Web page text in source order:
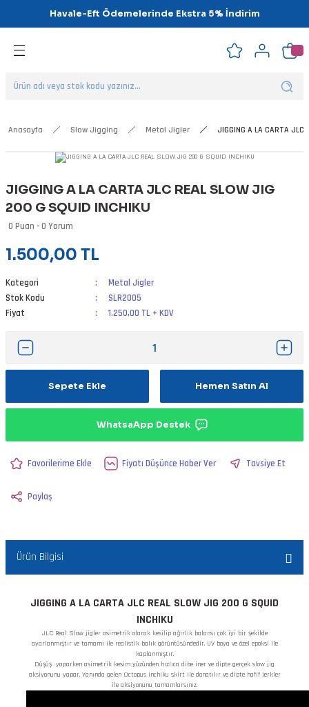
Havale-Eft Ödemelerinde Ekstra 5% İndirim
Geri Dön
Geri Dön
Geri Dön
Geri Dön
Geri Dön
Geri Dön
Anasayfa Slow Jigging Metal Jigler JIGGING A LA CARTA JLC
JIGGING A LA CARTA JLC REAL SLOW JIG
200 G SQUID INCHIKU
0 Puan - 0 Yorum
1.500,00 TL
Kategori
Metal Jigler
Stok Kodu
SLR2005
Fiyat
1.250,00 TL + KDV
Sepete Ekle Hemen Satın Al
WhatsaApp Destek
Fiyatı Düşünce Haber Ver Tavsiye Et
Paylaş
Ürün Bilgisi
JIGGING A LA CARTA JLC REAL SLOW JIG 200 G SQUID
INCHIKU
JLC Real Slow jigler asimetrik olarak kesilip ağırlık balansı çok iyi bir şekilde
ayarlanmıştır ve tamamı ile realistik balık görüntüsündedir. UV boya ve özel epoksi ile
kaplanmıştır.
Düşüş yaparken asimetrik kesim yüzünden hızlıca dibe iner ve dipte gerçek slow jig
aksiyonunu yapar. Yanında gelen Octopus inchiku skirt ile donatılır ve dipte hafif jerkler
ile aksiyonunu tamamlarsınız.